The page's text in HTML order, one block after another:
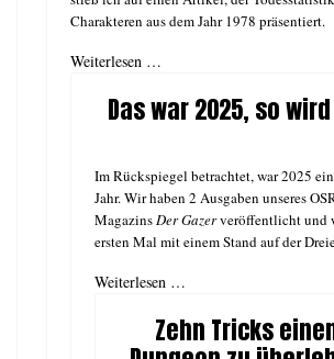
Charakteren aus dem Jahr 1978 präsentiert.
Weiterlesen …
Das war 2025, so
Im Rückspiegel betrachtet, war 2025
Jahr. Wir haben 2 Ausgaben unseres
MagazinsDer Gazerveröffentlicht und
ersten Mal mit einem Stand auf der
Weiterlesen …
Zehn Tricks